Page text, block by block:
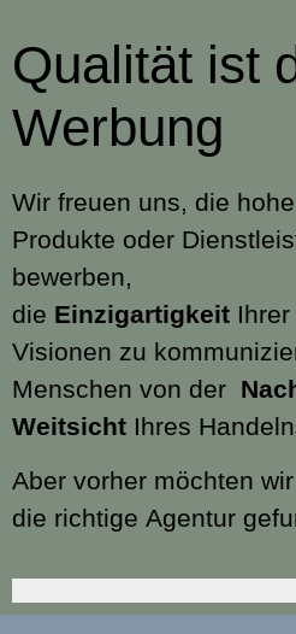
Qualität ist
Werbung
Wir freuen uns, die hohe
Produkte oder
bewerben,
die Einzigartigkeit
Visionen zu
Menschen von der
Weitsicht Ihres
Aber vorher möchten
die richtige Agentur